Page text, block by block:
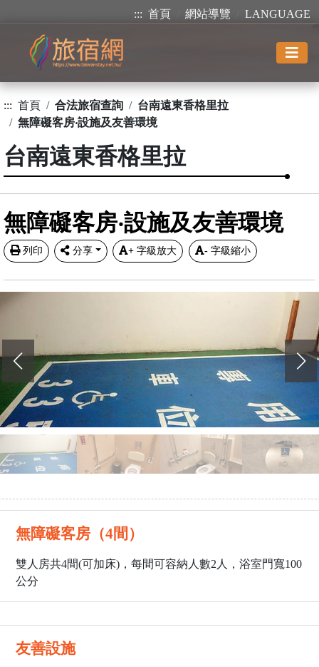
::: 首頁 網站導覽 LANGUAGE
::: 首頁 合法旅宿查詢
台南遠東香格里拉
無障礙客房‧設施及友善環境
台南遠東香格里拉
無障礙客房‧設施及友善環境
列印 分享 + 字級放大 - 字級縮小
無障礙客房（4間）
雙人房共4間(可加床)，每間可容納人數2人，浴室門寬100
公分
友善設施